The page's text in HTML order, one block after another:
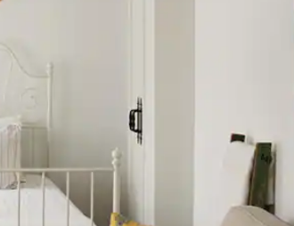
cima e para baixo do teclado ou tocando e